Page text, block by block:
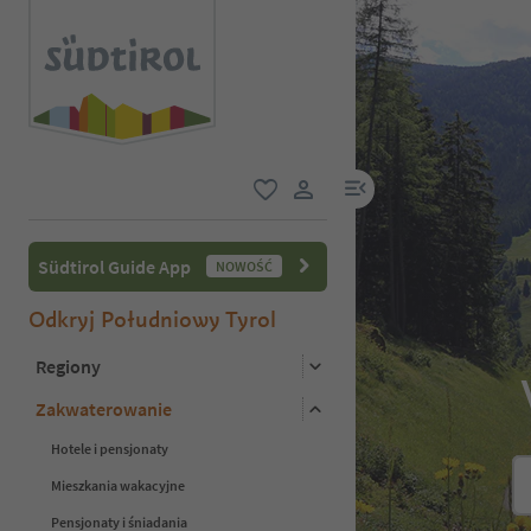
link użytkownika
link menu
Südtirol Guide App NOWOŚĆ
Odkryj Południowy Tyrol
Regiony
Zakwaterowanie
Hotele i pensjonaty
Mieszkania wakacyjne
Pensjonaty i śniadania